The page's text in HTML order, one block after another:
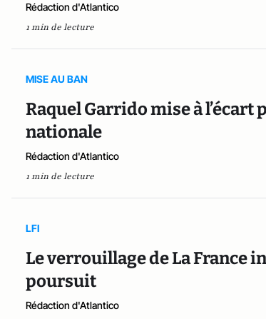
Rédaction d'Atlantico
1 min de lecture
MISE AU BAN
Raquel Garrido mise à l’écart
nationale
Rédaction d'Atlantico
1 min de lecture
LFI
Le verrouillage de La France
poursuit
Rédaction d'Atlantico